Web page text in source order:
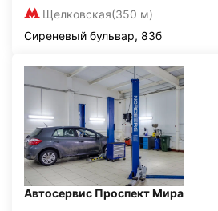
Щелковская(350 м)
Сиреневый бульвар, 83б
Автосервис Проспект Мира